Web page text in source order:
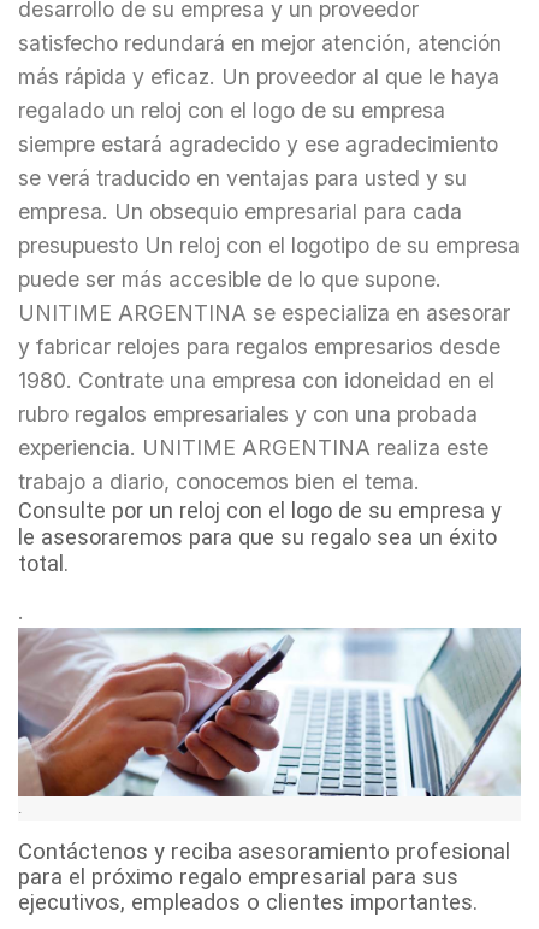
desarrollo de su empresa y un proveedor
satisfecho redundará en mejor atención, atención
más rápida y eficaz. Un proveedor al que le haya
regalado un reloj con el logo de su empresa
siempre estará agradecido y ese agradecimiento
se verá traducido en ventajas para usted y su
empresa. Un obsequio empresarial para cada
presupuesto Un reloj con el logotipo de su empresa
puede ser más accesible de lo que supone.
UNITIME ARGENTINA se especializa en asesorar
y fabricar relojes para regalos empresarios desde
1980. Contrate una empresa con idoneidad en el
rubro regalos empresariales y con una probada
experiencia. UNITIME ARGENTINA realiza este
trabajo a diario, conocemos bien el tema.
Consulte por un reloj con el logo de su empresa y
le asesoraremos para que su regalo sea un éxito
total.
.
Contáctenos y reciba asesoramiento profesional
para el próximo regalo empresarial para sus
ejecutivos, empleados o clientes importantes.